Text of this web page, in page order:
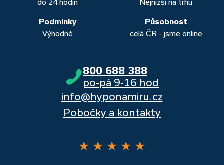
do 24 hodin
Nejnižší na trhu
Podmínky
Výhodné
Působnost
celá ČR - jsme online
800 688 388
po-pá 9-16 hod
info@hyponamiru.cz
Pobočky a kontakty
★ ★ ★ ★ ★